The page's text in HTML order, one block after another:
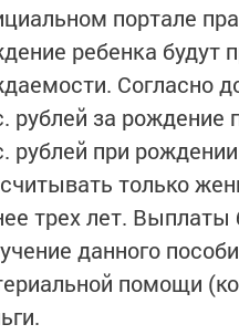
портале
ребенка будут
Согласно
рублей за рождение
рублей при
только
трех лет. Выплаты
данного
помощи